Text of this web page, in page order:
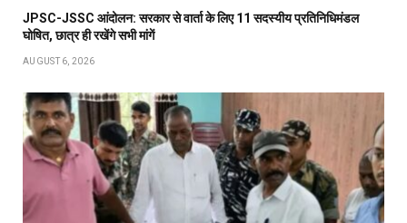
JPSC-JSSC आंदोलन: सरकार से वार्ता के लिए 11 सदस्यीय प्रतिनिधिमंडल
घोषित, छात्र ही रखेंगे सभी मांगें
AUGUST 6, 2026